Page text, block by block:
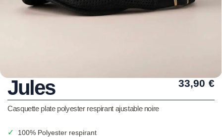
Jules 33,90 €
Casquette plate polyester respirant ajustable noire
✓ 100% Polyester respirant